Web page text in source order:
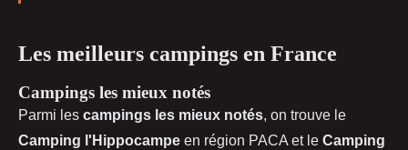
Les meilleurs campings en France
Campings les mieux notés
Parmi les campings les mieux notés, on trouve le
Camping l'Hippocampe en région PACA et le Camping